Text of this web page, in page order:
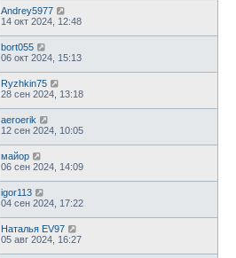
Andrey5977
14 окт 2024, 12:48
bort055
06 окт 2024, 15:13
Ryzhkin75
28 сен 2024, 13:18
aeroerik
12 сен 2024, 10:05
майор
06 сен 2024, 14:09
igor113
04 сен 2024, 17:22
Наталья EV97
05 авг 2024, 16:27